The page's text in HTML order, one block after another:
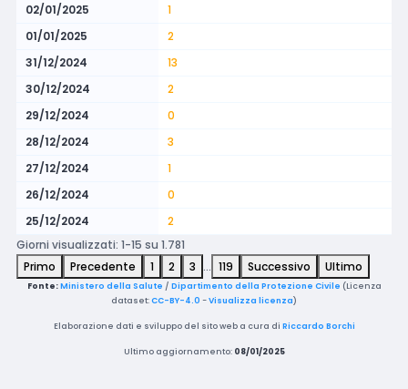
02/01/2025
1
01/01/2025
2
31/12/2024
13
30/12/2024
2
29/12/2024
0
28/12/2024
3
27/12/2024
1
26/12/2024
0
25/12/2024
2
Giorni visualizzati: 1-15 su 1.781
Primo
Precedente 1 2 3 … 119 Successivo Ultimo
Fonte: Ministero della Salute / Dipartimento della Protezione Civile (Licenza
dataset:CC-BY-4.0 -Visualizza licenza)
Elaborazione dati e sviluppo del sito web a cura di Riccardo Borchi
Ultimo aggiornamento: 08/01/2025